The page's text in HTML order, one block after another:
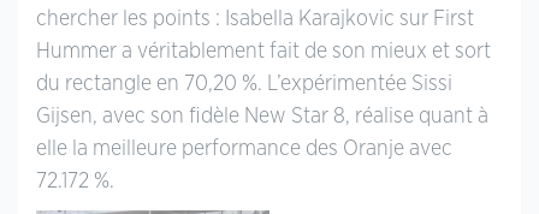
chercher les points : Isabella Karajkovic sur First
Hummer a véritablement fait de son mieux et sort
du rectangle en 70,20 %. L’expérimentée Sissi
Gijsen, avec son fidèle New Star 8, réalise quant à
elle la meilleure performance des Oranje avec
72.172 %.